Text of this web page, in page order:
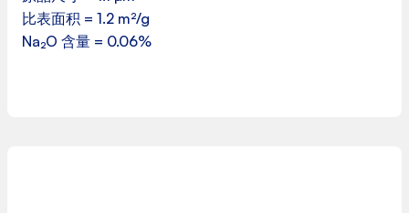
比表面积 = 1.2 m²/g
Na₂O 含量 = 0.06%